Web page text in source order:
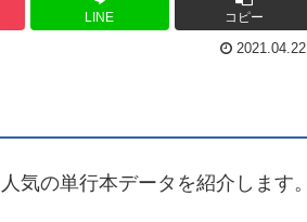
LINE コピー
2021.04.22
気の単行本データを紹介します。